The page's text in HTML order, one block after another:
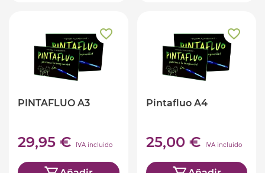
PINTAFLUO A3
29,95 € IVA incluido
Pintafluo A4
25,00 € IVA incluido